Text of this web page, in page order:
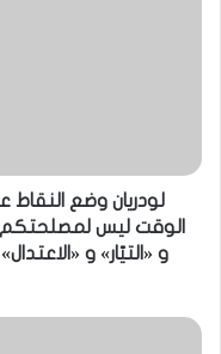
لودريان وضع
الوقت ليس
و «التيّار» و